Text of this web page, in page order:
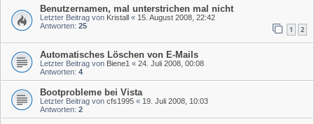
Benutzernamen, mal unterstrichen mal nicht
Letzter Beitrag von Kristall « 15. August 2008, 22:42
Antworten: 25 1 2
Automatisches Löschen von E-Mails
Letzter Beitrag von Biene1 « 24. Juli 2008, 00:08
Antworten: 4
Bootprobleme bei Vista
Letzter Beitrag von cfs1995 « 19. Juli 2008, 10:03
Antworten: 2